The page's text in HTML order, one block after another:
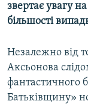
звертає увагу
більшості
Незалежно від
Аксьонова
фантастичного
Батьківщину»